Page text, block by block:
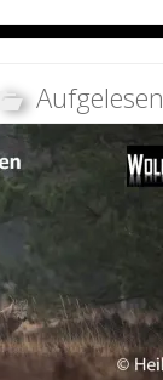
Aufgelesen